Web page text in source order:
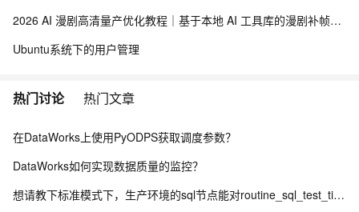
2026 AI 漫剧高清量产优化教程｜基于本地 AI 工具库的漫剧补帧、超分修复、防抖消闪全链路落地
Ubuntu系统下的用户管理
热门讨论 热门文章
在DataWorks上使用PyODPS获取调度参数？
DataWorks如何实现数据质量的监控？
想请教下标准模式下，生产环境的sql节点能对routine_sql_test_tianyi进行sel